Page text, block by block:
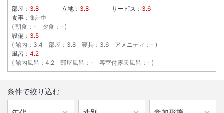
部屋： 3.8 立地： 3.8 サービス： 3.6
食事： 集計中
朝食 ： - 夕食 ： -
設備： 3.5
館内 ： 3.4 部屋 ： 3.8 寝具 ： 3.6 アメニティ ： -
風呂： 4.2
館内風呂 ： 4.2 部屋風呂 ： - 客室付露天風呂 ： -
条件で絞り込む